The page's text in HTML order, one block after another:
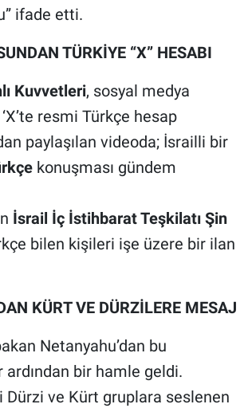
ifade etti.
TÜRKİYE “X” HESABI
Kuvvetleri, sosyal medya
resmi Türkçe hesap
paylaşılan videoda; İsrailli bir
konuşması gündem
İsrail İç İstihbarat Teşkilatı Şin
bilen kişileri işe üzere bir ilan
KÜRT VE DÜRZİLERE MESAJ
Netanyahu’dan bu
bir hamle geldi.
Dürzi ve Kürt gruplara seslenen